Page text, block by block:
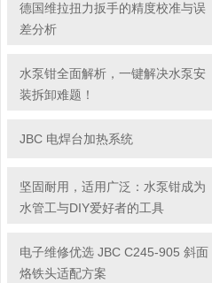
德国维拉扭力扳手的精度校准与误
差分析
水泵钳全面解析，一键解决水泵安
装拆卸难题！
JBC 电焊台加热系统
坚固耐用，适用广泛：水泵钳成为
水管工与DIY爱好者的工具
电子维修优选 JBC C245-905 斜面
烙铁头适配方案